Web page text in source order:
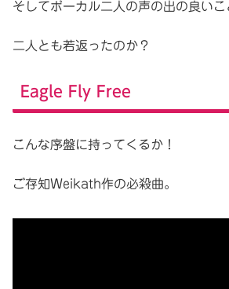
そしてボーカル二人の声の出の良いこ
二人とも若返ったのか？
Eagle Fly Free
こんな序盤に持ってくるか！
ご存知Weikath作の必殺曲。